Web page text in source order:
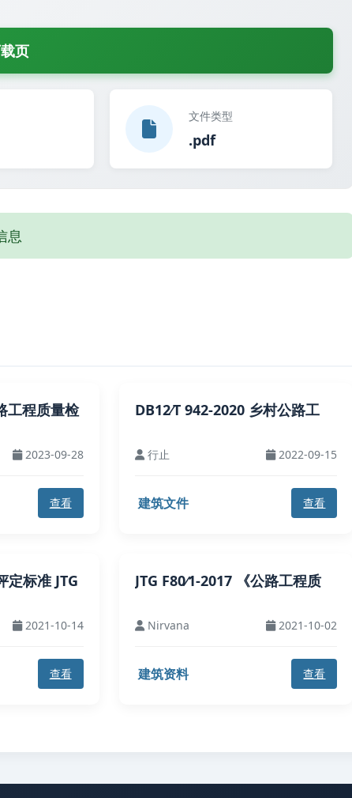
页
文件类型
.pdf
息
工程质量检
2023-09-28
查看
DB12∕T 942-2020 乡村公路工
行止 2022-09-15
建筑文件 查看
定标准 JTG
2021-10-14
查看
JTG F80∕1-2017 《公路工程质
Nirvana 2021-10-02
建筑资料 查看